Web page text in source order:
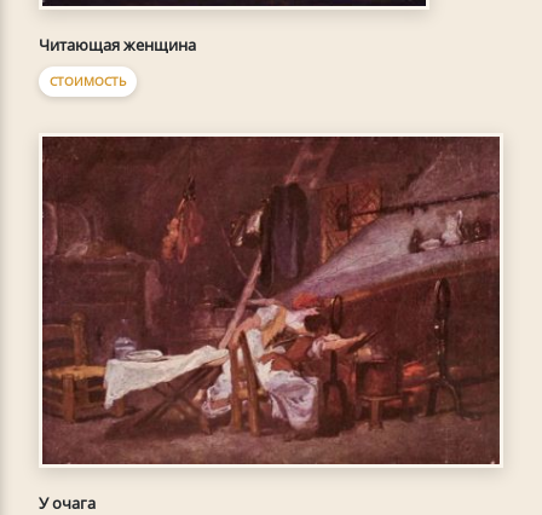
Читающая женщина
СТОИМОСТЬ
У очага